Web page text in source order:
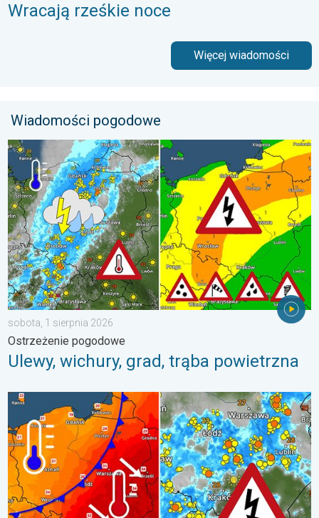
Wracają rześkie noce
Więcej wiadomości
Wiadomości pogodowe
Ulewy, wichury, grad, trąba powietrzna. Ostrzeżenie
sobota, 1 sierpnia 2026
Ostrzeżenie pogodowe
Ulewy, wichury, grad, trąba powietrzna
Groźne burze na pożegnanie upałów. Ochłodzenie i burze. . .